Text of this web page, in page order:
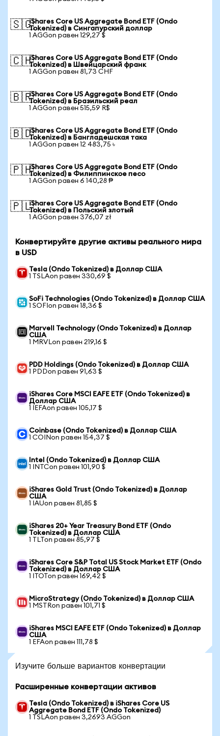
🇸🇬iShares Core US Aggregate Bond ETF (Ondo
Tokenized) в Сингапурский доллар
1 AGGon равен 129,27 $
🇨🇭iShares Core US Aggregate Bond ETF (Ondo
Tokenized) в Швейцарский франк
1 AGGon равен 81,73 CHF
🇧🇷iShares Core US Aggregate Bond ETF (Ondo
Tokenized) в Бразильский реал
1 AGGon равен 515,59 R$
🇧🇩iShares Core US Aggregate Bond ETF (Ondo
Tokenized) в Бангладешская така
1 AGGon равен 12 483,75 ৳
🇵🇭iShares Core US Aggregate Bond ETF (Ondo
Tokenized) в Филиппинское песо
1 AGGon равен 6 140,28 ₱
🇵🇱iShares Core US Aggregate Bond ETF (Ondo
Tokenized) в Польский злотый
1 AGGon равен 376,07 zł
Конвертируйте другие активы реального мира
в USD
Tesla (Ondo Tokenized) в Доллар США
1 TSLAon равен 330,69 $
SoFi Technologies (Ondo Tokenized) в Доллар США
1 SOFIon равен 18,36 $
Marvell Technology (Ondo Tokenized) в Доллар
США
1 MRVLon равен 219,16 $
PDD Holdings (Ondo Tokenized) в Доллар США
1 PDDon равен 91,63 $
iShares Core MSCI EAFE ETF (Ondo Tokenized) в
Доллар США
1 IEFAon равен 105,17 $
Coinbase (Ondo Tokenized) в Доллар США
1 COINon равен 154,37 $
Intel (Ondo Tokenized) в Доллар США
1 INTCon равен 101,90 $
iShares Gold Trust (Ondo Tokenized) в Доллар
США
1 IAUon равен 81,85 $
iShares 20+ Year Treasury Bond ETF (Ondo
Tokenized) в Доллар США
1 TLTon равен 85,97 $
iShares Core S&P Total US Stock Market ETF (Ondo
Tokenized) в Доллар США
1 ITOTon равен 169,42 $
MicroStrategy (Ondo Tokenized) в Доллар США
1 MSTRon равен 101,71 $
iShares MSCI EAFE ETF (Ondo Tokenized) в Доллар
США
1 EFAon равен 111,78 $
Изучите больше вариантов конвертации
Расширенные конвертации активов
Tesla (Ondo Tokenized) в iShares Core US
Aggregate Bond ETF (Ondo Tokenized)
1 TSLAon равен 3,2693 AGGon